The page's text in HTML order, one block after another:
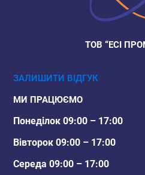
ТОВ “ЕСІ
ЗАЛИШИТИ ВІДГУК
МИ ПРАЦЮЄМО
Понеділок 09:00 – 17:00
Вівторок 09:00 – 17:00
Середа 09:00 – 17:00